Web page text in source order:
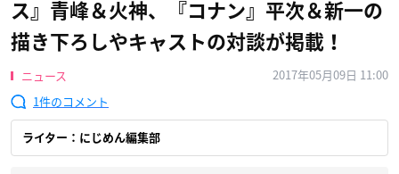
ス』青峰＆火神、『コナン』平次＆新一の
描き下ろしやキャストの対談が掲載！
ニュース
2017年05月09日 11:00
1
ライター：にじめん編集部